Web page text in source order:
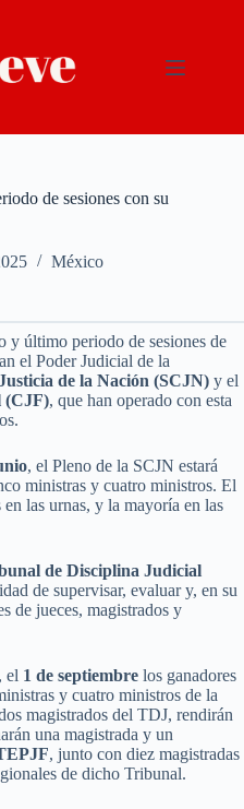
de sesiones con su
México
y último periodo de sesiones de
el Poder Judicial de la
de la Nación (SCJN) y el
(CJF), que han operado con esta
, el Pleno de la SCJN estará
ministras y cuatro ministros. El
las urnas, y la mayoría en las
de Disciplina Judicial
de supervisar, evaluar y, en su
de jueces, magistrados y
el 1 de septiembre los ganadores
y cuatro ministros de la
magistrados del TDJ, rendirán
una magistrada y un
, junto con diez magistradas
de dicho Tribunal.